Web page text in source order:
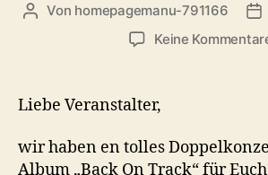
Beitragsautor
Von homepagemanu-791166
Keine
Liebe Veranstalter,
wir haben en tolles
Album „Back On Track“ für